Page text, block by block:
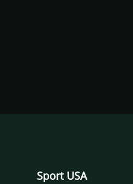
Sport USA